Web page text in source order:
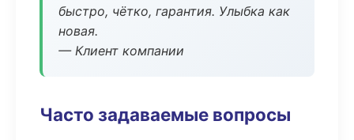
быстро, чётко, гарантия. Улыбка как
новая.
— Клиент компании
Часто задаваемые вопросы